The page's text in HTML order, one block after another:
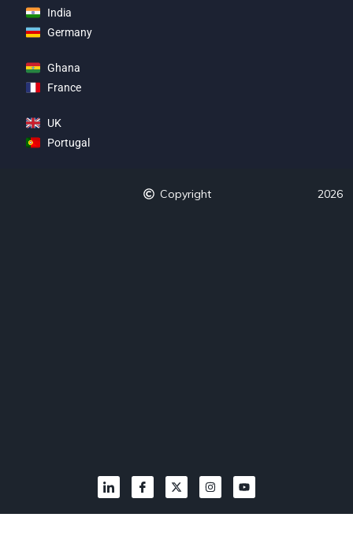
India
Germany
Ghana
France
UK
Portugal
Copyright 2026